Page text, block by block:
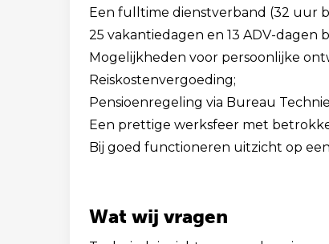
Een fulltime dienstverband (32 uur
25 vakantiedagen en 13 ADV-dagen
Mogelijkheden voor persoonlijke
Reiskostenvergoeding;
Pensioenregeling via Bureau
Een prettige werksfeer met
Bij goed functioneren uitzicht op
Wat wij vragen